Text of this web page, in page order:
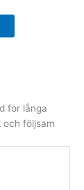
för långa
och följsam